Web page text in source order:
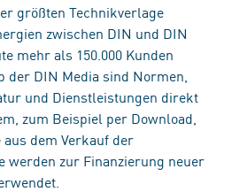
größten Technikverlage
zwischen DIN und DIN
mehr als 150.000 Kunden
der DIN Media sind Normen,
und Dienstleistungen direkt
zum Beispiel per Download,
dem Verkauf der
werden zur Finanzierung neuer